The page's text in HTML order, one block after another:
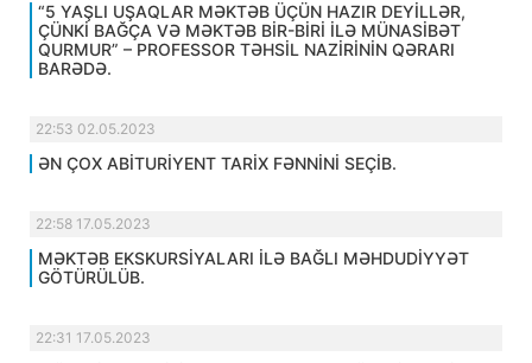
“5 YAŞLI UŞAQLAR MƏKTƏB ÜÇÜN HAZIR DEYİLLƏR,
ÇÜNKİ BAĞÇA VƏ MƏKTƏB BİR-BİRİ İLƏ MÜNASİBƏT
QURMUR” – PROFESSOR TƏHSİL NAZİRİNİN QƏRARI
BARƏDƏ.
22:53 02.05.2023
ƏN ÇOX ABİTURİYENT TARİX FƏNNİNİ SEÇİB.
22:58 17.05.2023
MƏKTƏB EKSKURSİYALARI İLƏ BAĞLI MƏHDUDİYYƏT
GÖTÜRÜLÜB.
22:31 17.05.2023